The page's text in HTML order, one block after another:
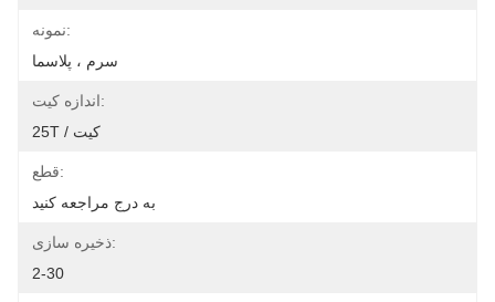
نمونه:
سرم ، پلاسما
اندازه کیت:
25T / کیت
قطع:
به درج مراجعه کنید
ذخیره سازی:
2-30